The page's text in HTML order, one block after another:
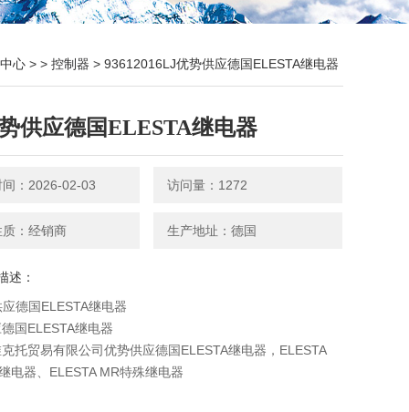
心 > > 控制器 > 93612016LJ优势供应德国ELESTA继电器
供应德国ELESTA继电器
间：2026-02-03 访问量：1272
质：经销商 生产地址：德国
述：
德国ELESTA继电器
国ELESTA继电器
托贸易有限公司优势供应德国ELESTA继电器，ELESTA
电器、ELESTA MR特殊继电器